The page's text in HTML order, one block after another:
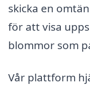
skicka en
för att visa
blommor som
Vår plattform